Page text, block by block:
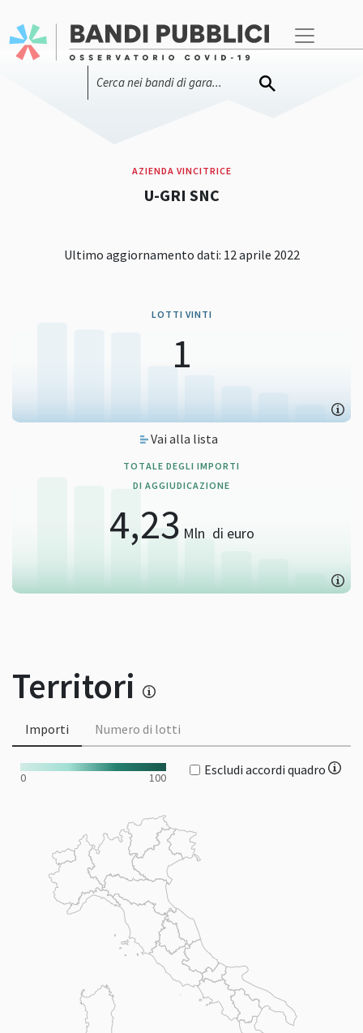
AZIENDA VINCITRICE
U-GRI SNC
Ultimo aggiornamento dati: 12 aprile 2022
LOTTI VINTI
1
Vai alla lista
TOTALE DEGLI IMPORTI
DI AGGIUDICAZIONE
4,23 Mln di euro
Territori
Importi Numero di lotti
0 100 Escludi accordi quadro